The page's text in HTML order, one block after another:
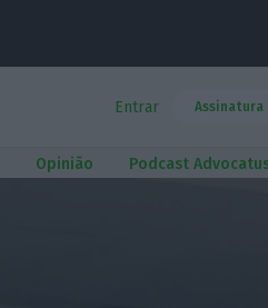
Entrar Assinatura
Opinião Podcast